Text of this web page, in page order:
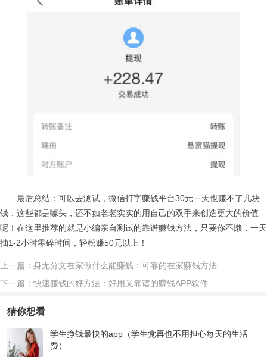
最后总结：可以去测试，微信打字赚钱平台30元一天也赚不了几块
钱，这些都是噱头，还不如老老实实的用自己的双手来创造更大的价值
呢！在这里推荐的就是小编亲自测试的靠谱赚钱方法，只要你不懒，一天
抽1-2小时零碎时间，轻松赚50元以上！
上一篇：身无分文在家做什么能赚钱：可靠的在家赚钱方法
下一篇：快速赚钱的好方法：好用又靠谱的赚钱APP软件
猜你想看
学生挣钱最快的app（学生党再也不用担心每天的生活
费）